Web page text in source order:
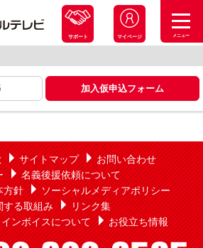
サポート マイページ メニュー
加入仮申込フォーム
サイトマップ
お問い合わせ
名義後援依頼について
方針
ソーシャルメディアポリシー
する取組み
リンク集
インボイスについて お役立ち情報